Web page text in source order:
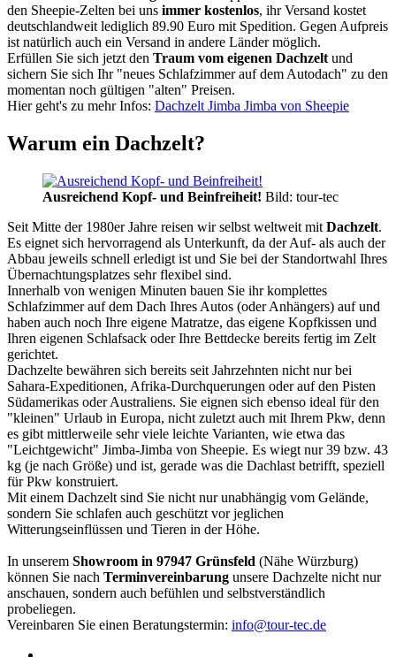
den Sheepie-Zelten bei uns immer kostenlos, ihr Versand kostet
deutschlandweit lediglich 89.90 Euro mit Spedition. Gegen Aufpreis
ist natürlich auch ein Versand in andere Länder möglich.
Erfüllen Sie sich jetzt den Traum vom eigenen Dachzelt und
sichern Sie sich Ihr "neues Schlafzimmer auf dem Autodach" zu den
momentan noch gültigen "alten" Preisen.
Hier geht's zu mehr Infos: Dachzelt Jimba Jimba von Sheepie
Warum ein Dachzelt?
Ausreichend Kopf- und Beinfreiheit! Bild: tour-tec
Seit Mitte der 1980er Jahre reisen wir selbst weltweit mit Dachzelt.
Es eignet sich hervorragend als Unterkunft, da der Auf- als auch der
Abbau jeweils schnell erledigt ist und Sie bei der Standortwahl Ihres
Übernachtungsplatzes sehr flexibel sind.
Innerhalb von wenigen Minuten bauen Sie ihr komplettes
Schlafzimmer auf dem Dach Ihres Autos (oder Anhängers) auf und
haben auch noch Ihre eigene Matratze, das eigene Kopfkissen und
Ihren eigenen Schlafsack oder Ihre Bettdecke bereits fertig im Zelt
gerichtet.
Dachzelte bewähren sich bereits seit Jahrzehnten nicht nur bei
Sahara-Expeditionen, Afrika-Durchquerungen oder auf den Pisten
Südamerikas oder Australiens. Sie eignen sich ebenso ideal für den
"kleinen" Urlaub in Europa, nicht zuletzt auch mit Ihrem Pkw, denn
es gibt mittlerweile sehr viele leichte Varianten, wie etwa das
"Leichtgewicht" Jimba-Jimba von Sheepie. Es wiegt nur 39 bzw. 43
kg (je nach Größe) und ist, gerade was die Dachlast betrifft, speziell
für Pkw konstruiert.
Mit einem Dachzelt sind Sie nicht nur unabhängig vom Gelände,
sondern Sie schlafen auch geschützt vor jeglichen
Witterungseinflüssen und Tieren in der Höhe.
In unserem Showroom in 97947 Grünsfeld (Nähe Würzburg)
können Sie nach Terminvereinbarung unsere Dachzelte nicht nur
anschauen, sondern auch befühlen und selbstverständlich
probeliegen.
Vereinbaren Sie einen Beratungstermin: info@tour-tec.de